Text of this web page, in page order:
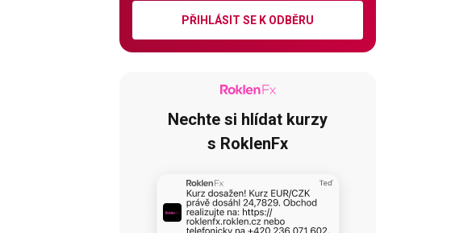
PŘIHLÁSIT SE K ODBĚRU
Nechte si hlídat kurzy
s RoklenFx